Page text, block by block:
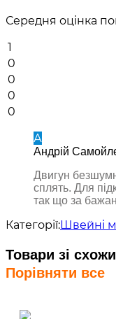
Середня оцінка
1
0
0
0
0
А
Андрій
Двигун
сплять. Для
так що за
Категорії:Швейні
Товари зі
Порівняти все